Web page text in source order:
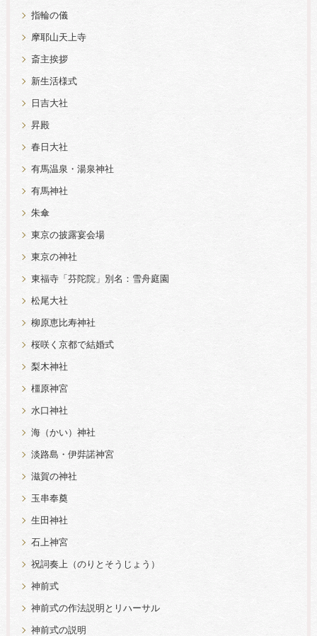
指輪の儀
摩耶山天上寺
斎主挨拶
新生活様式
日吉大社
昇殿
春日大社
有馬温泉・湯泉神社
有馬神社
朱傘
東京の披露宴会場
東京の神社
東福寺「芬陀院」別名：雪舟庭園
松尾大社
柳原恵比寿神社
桜咲く京都で結婚式
梨木神社
橿原神宮
水口神社
海（かい）神社
淡路島・伊弉諾神宮
滋賀の神社
玉串奉奠
生田神社
石上神宮
祝詞奏上（のりとそうじょう）
神前式
神前式の作法説明とリハーサル
神前式の説明